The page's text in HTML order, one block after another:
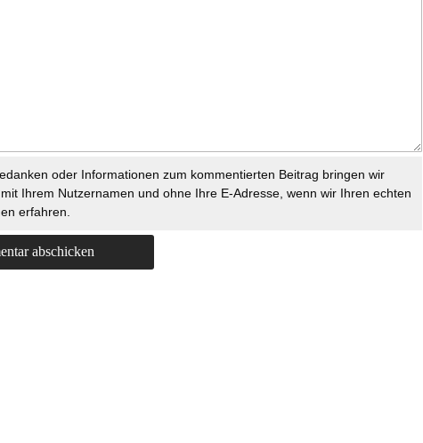
oder Informationen zum kommentierten Beitrag bringen wir
Ihrem Nutzernamen und ohne Ihre E-Adresse, wenn wir Ihren echten
erfahren.